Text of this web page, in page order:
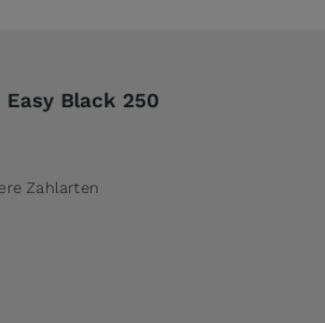
Black 250
Zahlarten